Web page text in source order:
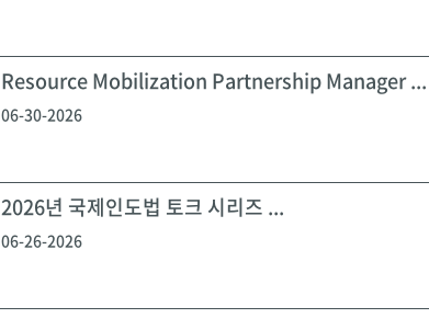
Resource Mobilization Partnership Manager ...
06-30-2026
2026년 국제인도법 토크 시리즈 ...
06-26-2026